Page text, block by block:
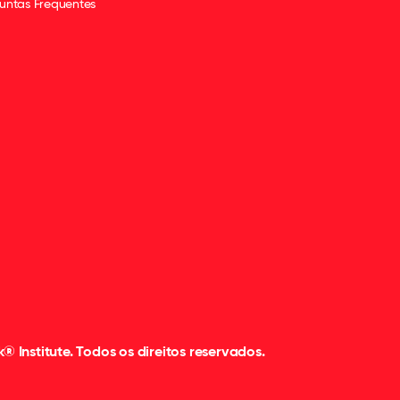
Frequentes
Institute. Todos os direitos reservados.